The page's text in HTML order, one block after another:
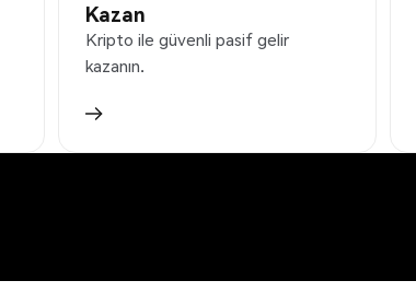
Kazan
Kripto ile güvenli pasif gelir
kazanın.